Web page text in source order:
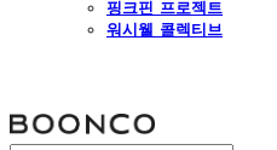
핑크핀 프로젝트
워시웰 콜렉티브